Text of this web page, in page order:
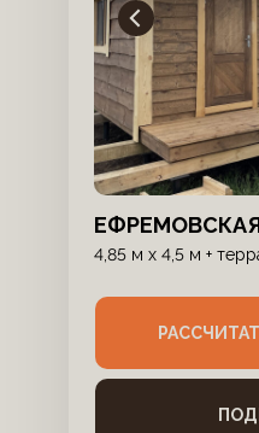
4,85 м x 4,5 м +